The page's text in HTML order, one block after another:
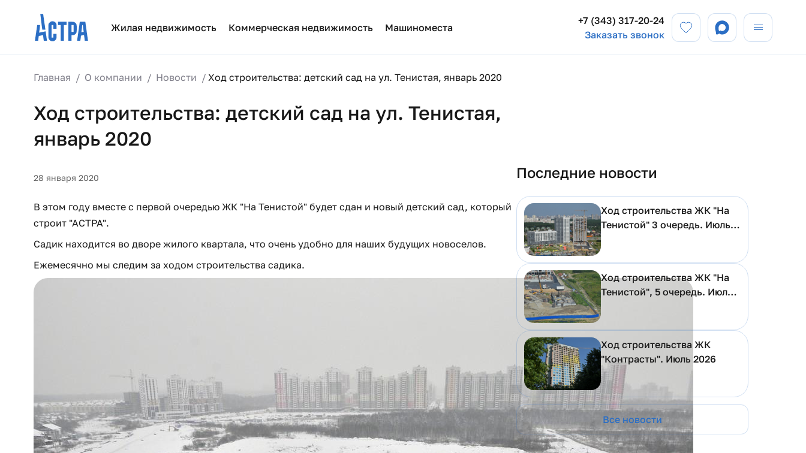
Жилая недвижимость Коммерческая недвижимость Машиноместа
Заказать звонок
+7 (343) 317-20-24
Главная О компании Новости Ход строительства: детский сад на ул. Тенистая, январь 2020
Ход строительства: детский сад на ул. Тенистая,
январь 2020
28 января 2020
В этом году вместе с первой очередью ЖК "На Тенистой" будет сдан и новый детский сад, который
строит "АСТРА".
Садик находится во дворе жилого квартала, что очень удобно для наших будущих новоселов.
Ежемесячно мы следим за ходом строительства садика.
Последние новости
Ход строительства ЖК "На
Тенистой" 3 очередь. Июль
Ход строительства ЖК "На
Тенистой", 5 очередь. Июль
Ход строительства ЖК
"Контрасты". Июль 2026
Все новости